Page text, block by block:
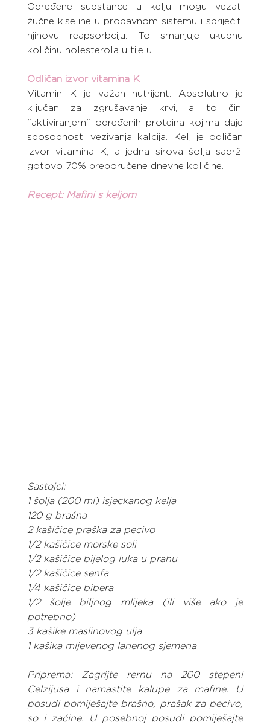
Određene supstance u kelju mogu vezati
žučne kiseline u probavnom sistemu i spriječiti
njihovu reapsorbciju. To smanjuje ukupnu
količinu holesterola u tijelu.
Odličan izvor vitamina K
Vitamin K je važan nutrijent. Apsolutno je
ključan za zgrušavanje krvi, a to čini
"aktiviranjem" određenih proteina kojima daje
sposobnosti vezivanja kalcija. Kelj je odličan
izvor vitamina K, a jedna sirova šolja sadrži
gotovo 70% preporučene dnevne količine.
Recept: Mafini s keljom
Sastojci:
1 šolja (200 ml) isjeckanog kelja
120 g brašna
2 kašičice praška za pecivo
1/2 kašičice morske soli
1/2 kašičice bijelog luka u prahu
1/2 kašičice senfa
1/4 kašičice bibera
1/2 šolje biljnog mlijeka (ili više ako je
potrebno)
3 kašike maslinovog ulja
1 kašika mljevenog lanenog sjemena
Priprema: Zagrijte rernu na 200 stepeni
Celzijusa i namastite kalupe za mafine. U
posudi pomiješajte brašno, prašak za pecivo,
so i začine. U posebnoj posudi pomiješajte